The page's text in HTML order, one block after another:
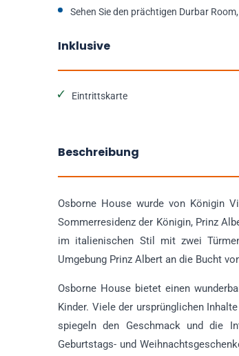
Sehen Sie den prächtigen Durbar
Inklusive
Eintrittskarte
Beschreibung
Osborne House wurde von Königin
Sommerresidenz der Königin, Prinz
im italienischen Stil mit zwei
Umgebung Prinz Albert an die Bucht
Osborne House bietet einen
Kinder. Viele der ursprünglichen
spiegeln den Geschmack und die
Geburtstags- und